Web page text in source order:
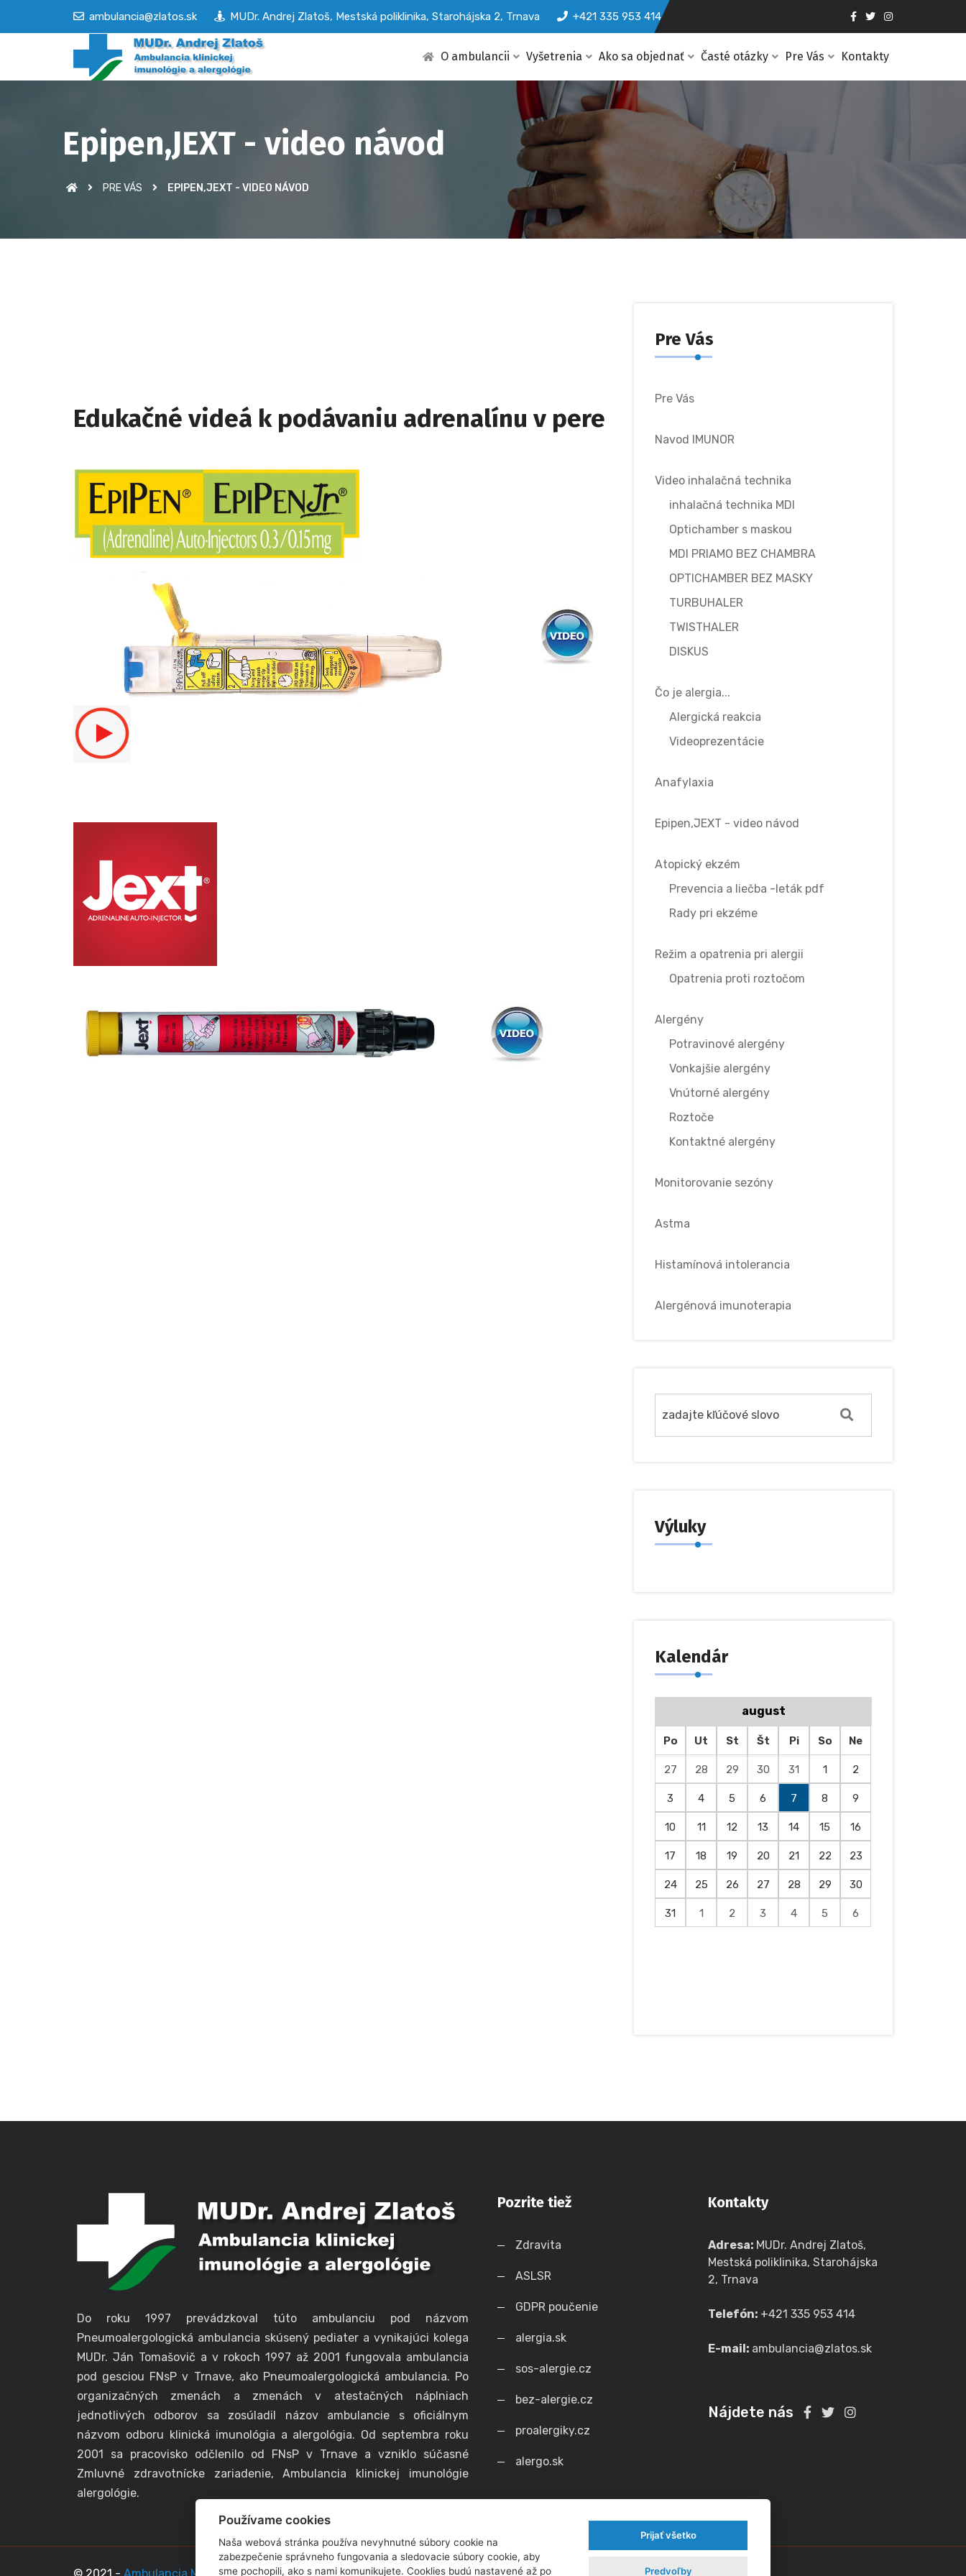
ambulancia@zlatos.sk MUDr. Andrej Zlatoš, Mestská poliklinika, Starohájska 2, Trnava +421 335 953 414
O ambulancii Vyšetrenia Ako sa objednať Časté otázky Pre Vás Kontakty
Epipen,JEXT - video návod
PRE VÁS EPIPEN,JEXT - VIDEO NÁVOD
Edukačné videá k podávaniu adrenalínu v pere
Pre Vás
Pre Vás
Navod IMUNOR
Video inhalačná technika
inhalačná technika MDI
Optichamber s maskou
MDI PRIAMO BEZ CHAMBRA
OPTICHAMBER BEZ MASKY
TURBUHALER
TWISTHALER
DISKUS
Čo je alergia...
Alergická reakcia
Videoprezentácie
Anafylaxia
Epipen,JEXT - video návod
Atopický ekzém
Prevencia a liečba -leták pdf
Rady pri ekzéme
Režim a opatrenia pri alergii
Opatrenia proti roztočom
Alergény
Potravinové alergény
Vonkajšie alergény
Vnútorné alergény
Roztoče
Kontaktné alergény
Monitorovanie sezóny
Astma
Histamínová intolerancia
Alergénová imunoterapia
Výluky
Kalendár
august
Po Ut St Št Pi So Ne
27 28 29 30 31 1 2
3 4 5 6 7 8 9
10 11 12 13 14 15 16
17 18 19 20 21 22 23
24 25 26 27 28 29 30
31 1 2 3 4 5 6
Do roku 1997 prevádzkoval túto ambulanciu pod názvom
Pneumoalergologická ambulancia skúsený pediater a vynikajúci kolega
MUDr. Ján Tomašovič a v rokoch 1997 až 2001 fungovala ambulancia
pod gesciou FNsP v Trnave, ako Pneumoalergologická ambulancia. Po
organizačných zmenách a zmenách v atestačných náplniach
jednotlivých odborov sa zosúladil názov ambulancie s oficiálnym
názvom odboru klinická imunológia a alergológia. Od septembra roku
2001 sa pracovisko odčlenilo od FNsP v Trnave a vzniklo súčasné
Zmluvné zdravotnícke zariadenie, Ambulancia klinickej imunológie
alergológie.
Pozrite tiež
Zdravita
ASLSR
GDPR poučenie
alergia.sk
sos-alergie.cz
bez-alergie.cz
proalergiky.cz
alergo.sk
Kontakty
Adresa: MUDr. Andrej Zlatoš,
Mestská poliklinika, Starohájska
2, Trnava
Telefón: +421 335 953 414
E-mail: ambulancia@zlatos.sk
Nájdete nás
Používame cookies
Naša webová stránka používa nevyhnutné súbory cookie na
zabezpečenie správneho fungovania a sledovacie súbory cookie, aby
sme pochopili, ako s nami komunikujete. Cooklies budú nastavené až po
Prijať všetko
Predvoľby